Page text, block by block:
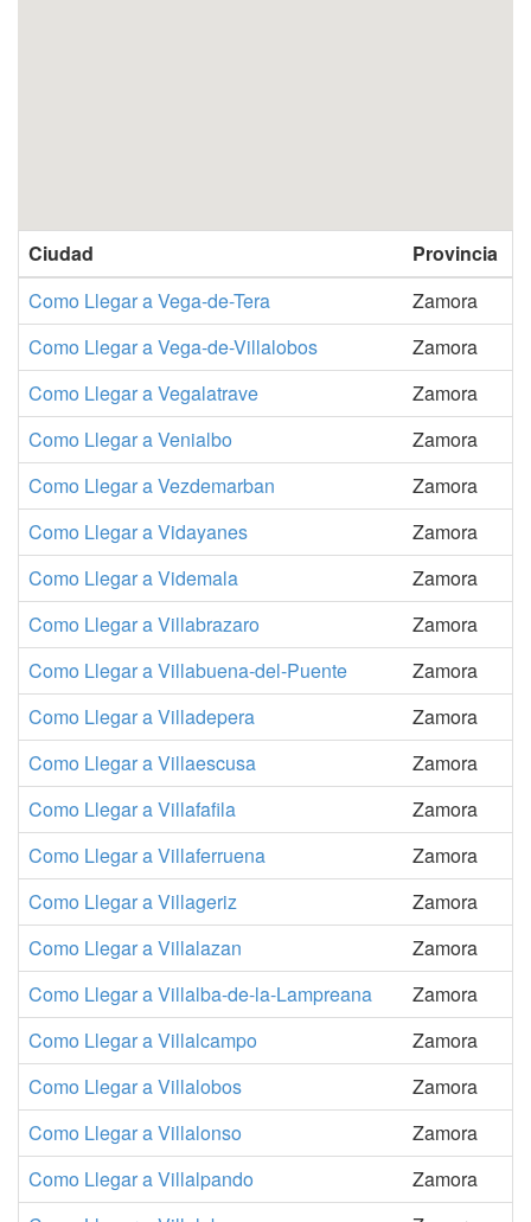
Ciudad
Provincia
Como Llegar a Vega-de-Tera
Zamora
Como Llegar a Vega-de-Villalobos
Zamora
Como Llegar a Vegalatrave
Zamora
Como Llegar a Venialbo
Zamora
Como Llegar a Vezdemarban
Zamora
Como Llegar a Vidayanes
Zamora
Como Llegar a Videmala
Zamora
Como Llegar a Villabrazaro
Zamora
Como Llegar a Villabuena-del-Puente
Zamora
Como Llegar a Villadepera
Zamora
Como Llegar a Villaescusa
Zamora
Como Llegar a Villafafila
Zamora
Como Llegar a Villaferruena
Zamora
Como Llegar a Villageriz
Zamora
Como Llegar a Villalazan
Zamora
Como Llegar a Villalba-de-la-Lampreana
Zamora
Como Llegar a Villalcampo
Zamora
Como Llegar a Villalobos
Zamora
Como Llegar a Villalonso
Zamora
Como Llegar a Villalpando
Zamora